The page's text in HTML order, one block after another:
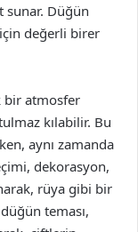
sunar. Düğün
değerli birer
bir atmosfer
kılabilir. Bu
aynı zamanda
dekorasyon,
rüya gibi bir
teması,